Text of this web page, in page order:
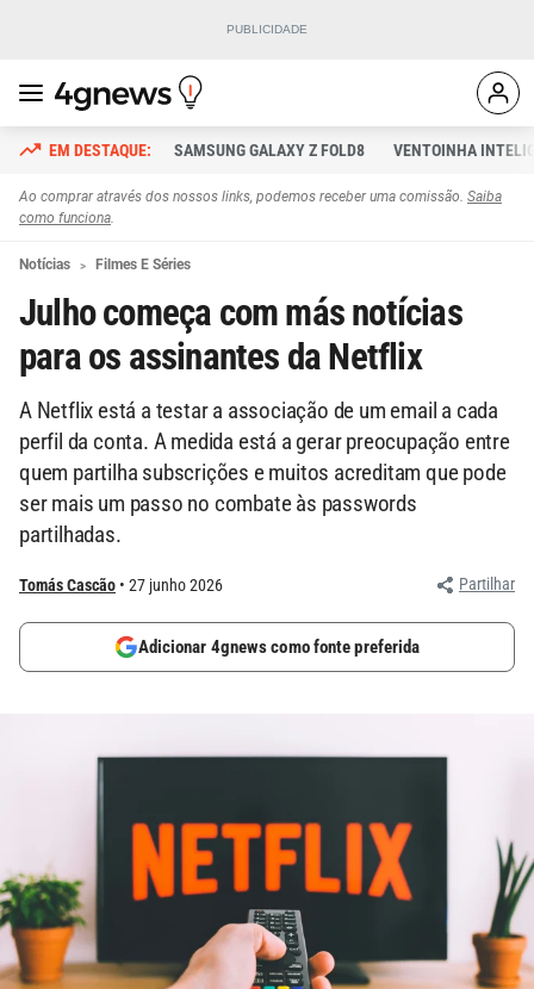
SAMSUNG GALAXY Z FOLD8 VENTOINHA
Ao comprar através dos nossos links, podemos receber uma comissão. Saiba
como funciona.
Notícias Filmes E Séries
Julho começa com más notícias
para os assinantes da Netflix
A Netflix está a testar a associação de um email a cada
perfil da conta. A medida está a gerar preocupação entre
quem partilha subscrições e muitos acreditam que pode
ser mais um passo no combate às passwords
partilhadas.
Tomás Cascão 27 junho 2026 Partilhar
Adicionar 4gnews como fonte preferida